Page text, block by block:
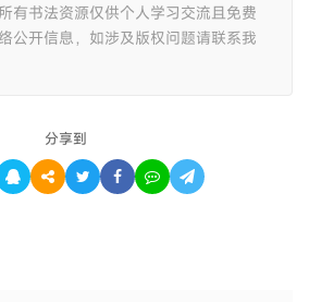
有书法资源仅供个人学习交流且免费
公开信息，如涉及版权问题请联系我
分享到